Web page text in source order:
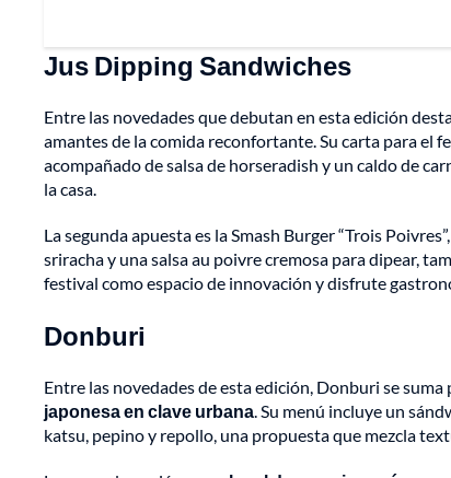
Jus Dipping Sandwiches
Entre las novedades que debutan en esta edición
amantes de la comida reconfortante. Su carta para el
acompañado de salsa de horseradish y un caldo de
la casa.
La segunda apuesta es la Smash Burger “Trois
sriracha y una salsa au poivre cremosa para dipear,
festival como espacio de innovación y disfrute
Donburi
Entre las novedades de esta edición, Donburi se
japonesa en clave urbana. Su menú incluye un
katsu, pepino y repollo, una propuesta que mezcla